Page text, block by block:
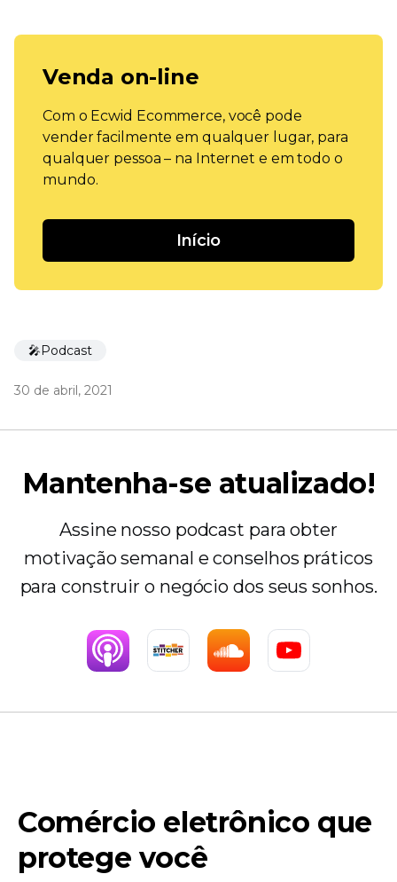
Venda on-line
Com o Ecwid Ecommerce, você pode
vender facilmente em qualquer lugar, para
qualquer pessoa – na Internet e em todo o
mundo.
Início
🎤Podcast
30 de abril, 2021
Mantenha-se atualizado!
Assine nosso podcast para obter
motivação semanal e conselhos práticos
para construir o negócio dos seus sonhos.
Comércio eletrônico que
protege você